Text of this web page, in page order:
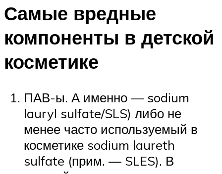
Самые вредные
компоненты в детской
косметике
ПАВ-ы. А именно — sodium
lauryl sulfate/SLS) либо не
менее часто используемый в
косметике sodium laureth
sulfate (прим. — SLES). В